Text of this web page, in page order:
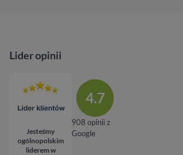
Lider opinii
Jesteśmy
ogólnopolskim
liderem w
4.7
908 opinii z
Google